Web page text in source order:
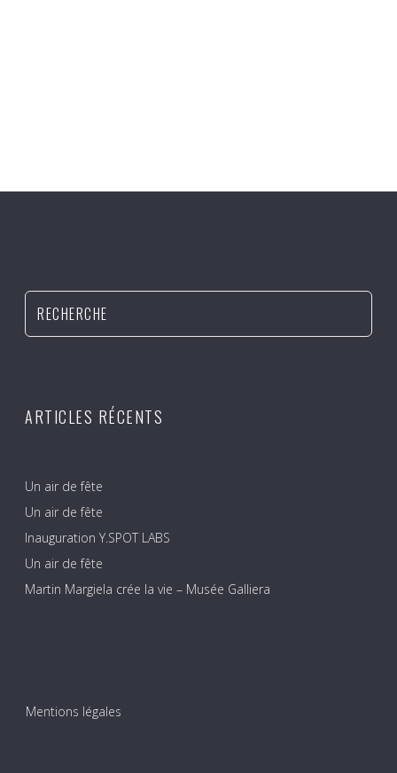
ARTICLES RÉCENTS
Un air de fête
Un air de fête
Inauguration Y.SPOT LABS
Un air de fête
Martin Margiela crée la vie – Musée Galliera
Mentions légales